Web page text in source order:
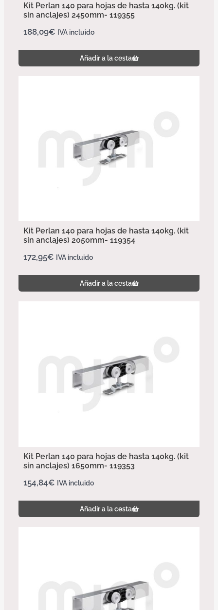
Kit Perlan 140 para hojas de hasta 140kg. (kit
sin anclajes) 2450mm- 119355
188,09€ IVA incluido
Añadir a la cesta
Kit Perlan 140 para hojas de hasta 140kg. (kit
sin anclajes) 2050mm- 119354
172,95€ IVA incluido
Añadir a la cesta
Kit Perlan 140 para hojas de hasta 140kg. (kit
sin anclajes) 1650mm- 119353
154,84€ IVA incluido
Añadir a la cesta